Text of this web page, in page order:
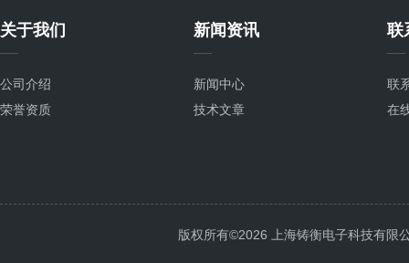
关于我们
公司介绍
荣誉资质
新闻资讯
新闻中心
技术文章
联
联
在
版权所有©2026 上海铸衡电子科技有